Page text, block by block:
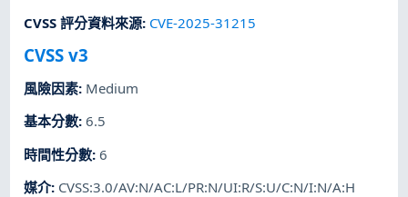
CVSS 評分資料來源: CVE-2025-31215
CVSS v3
風險因素: Medium
基本分數:6.5
時間性分數:6
媒介: CVSS:3.0/AV:N/AC:L/PR:N/UI:R/S:U/C:N/I:N/A:H